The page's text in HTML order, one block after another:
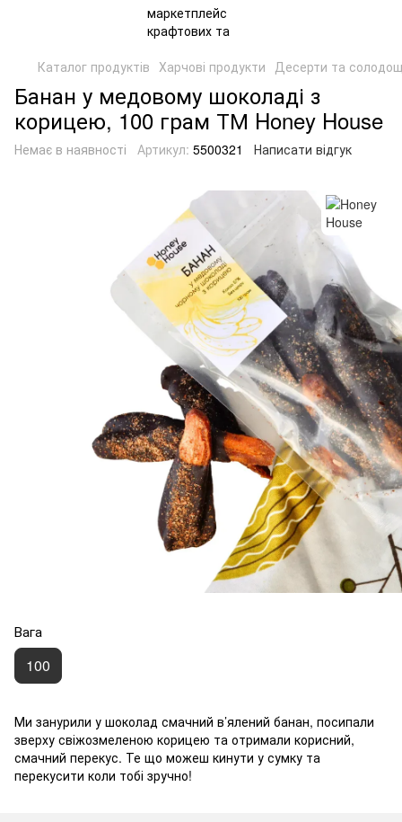
Каталог продуктів Харчові продукти Десерти та
Банан у медовому шоколаді з
корицею, 100 грам ТМ Honey House
Немає в наявності Артикул: 5500321 Написати відгук
Вага
100
Ми занурили у шоколад смачний в’ялений банан, посипали
зверху свіжозмеленою корицею та отримали корисний,
смачний перекус. Те що можеш кинути у сумку та
перекусити коли тобі зручно!